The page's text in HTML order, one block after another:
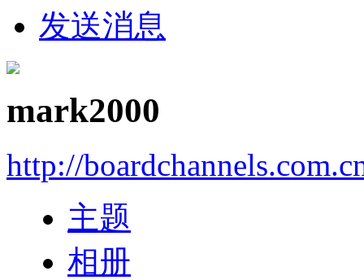
发送消息
mark2000
http://
主题
相册